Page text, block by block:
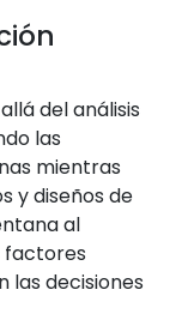
del análisis
las
mientras
y diseños de
al
factores
las decisiones